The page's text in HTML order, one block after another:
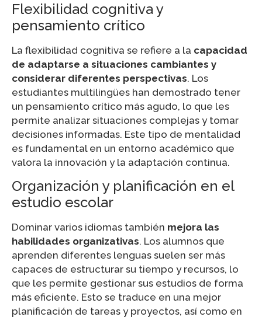
Flexibilidad cognitiva y
pensamiento crítico
La flexibilidad cognitiva se refiere a la capacidad
de adaptarse a situaciones cambiantes y
considerar diferentes perspectivas. Los
estudiantes multilingües han demostrado tener
un pensamiento crítico más agudo, lo que les
permite analizar situaciones complejas y tomar
decisiones informadas. Este tipo de mentalidad
es fundamental en un entorno académico que
valora la innovación y la adaptación continua.
Organización y planificación en el
estudio escolar
Dominar varios idiomas también mejora las
habilidades organizativas. Los alumnos que
aprenden diferentes lenguas suelen ser más
capaces de estructurar su tiempo y recursos, lo
que les permite gestionar sus estudios de forma
más eficiente. Esto se traduce en una mejor
planificación de tareas y proyectos, así como en